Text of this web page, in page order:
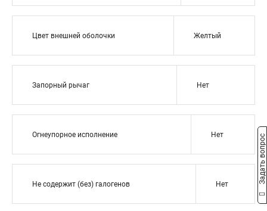
Цвет внешней оболочки Желтый
Запорный рычаг Нет
Огнеупорное исполнение Нет
Не содержит (без) галогенов Нет Задать вопрос